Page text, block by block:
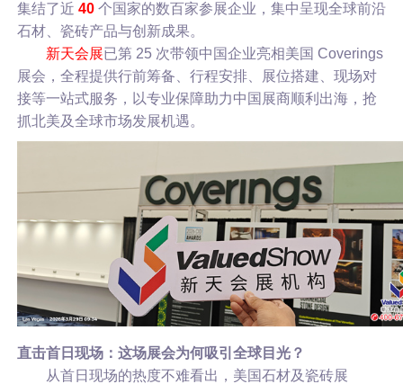
集结了近 40个国家的数百家参展企业，集中呈现全球前沿
石材、瓷砖产品与创新成果。
新天会展已第 25 次带领中国企业亮相美国 Coverings
展会，全程提供行前筹备、行程安排、展位搭建、现场对
接等一站式服务，以专业保障助力中国展商顺利出海，抢
抓北美及全球市场发展机遇。
直击首日现场：这场展会为何吸引全球目光？
从首日现场的热度不难看出， 美国石材及瓷砖展